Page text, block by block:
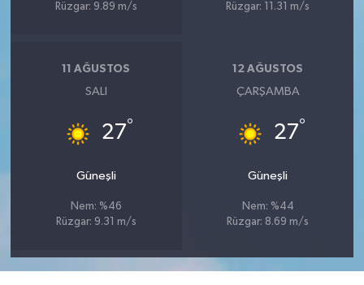
Rüzgar: 9.89 m/s
Rüzgar: 11.31 m/s
11 AĞUSTOS
SALI
27°
Güneşli
Nem: %46
Rüzgar: 9.31 m/s
12 AĞUSTOS
ÇARŞAMBA
27°
Güneşli
Nem: %44
Rüzgar: 8.69 m/s